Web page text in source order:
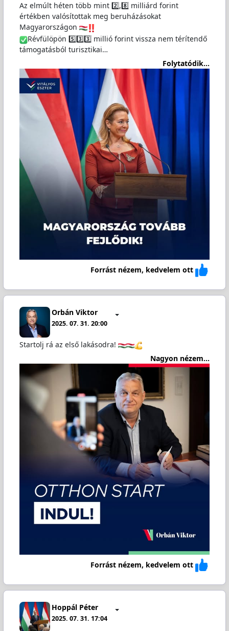
Az elmúlt héten több mint 2️⃣,8️⃣ milliárd forint
értékben valósítottak meg beruházásokat
Magyarországon
Révfülöpön 5️⃣3️⃣3️⃣ millió forint vissza nem térítendő
támogatásból turisztikai…
Folytatódik...
Forrást nézem, kedvelem ott
Orbán Viktor
2025. 07. 31. 20:00
Startolj rá az első lakásodra!
Nagyon nézem...
Forrást nézem, kedvelem ott
Hoppál Péter
2025. 07. 31. 17:04